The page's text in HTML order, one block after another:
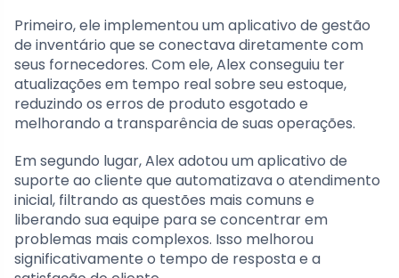
Primeiro, ele implementou um aplicativo de gestão
de inventário que se conectava diretamente com
seus fornecedores. Com ele, Alex conseguiu ter
atualizações em tempo real sobre seu estoque,
reduzindo os erros de produto esgotado e
melhorando a transparência de suas operações.
Em segundo lugar, Alex adotou um aplicativo de
suporte ao cliente que automatizava o atendimento
inicial, filtrando as questões mais comuns e
liberando sua equipe para se concentrar em
problemas mais complexos. Isso melhorou
significativamente o tempo de resposta e a